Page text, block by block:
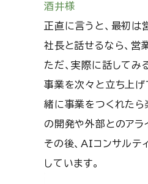
酒井様
正直に言うと、最初は
社長と話せるなら、営
ただ、実際に話してみ
事業を次々と立ち上げ
緒に事業をつくれたら
の開発や外部とのアラ
その後、AIコンサルテ
しています。